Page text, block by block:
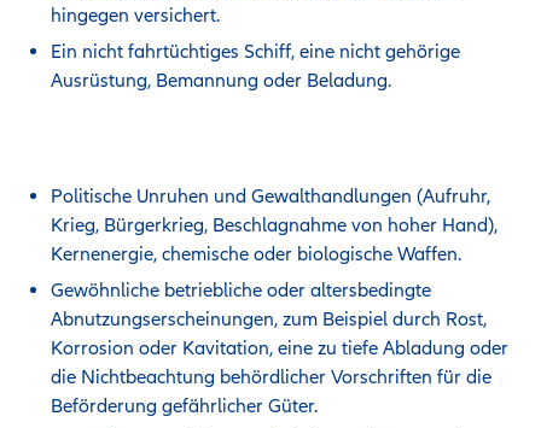
hingegen versichert.
Ein nicht fahrtüchtiges Schiff, eine nicht gehörige
Ausrüstung, Bemannung oder Beladung.
Politische Unruhen und Gewalthandlungen (Aufruhr,
Krieg, Bürgerkrieg, Beschlagnahme von hoher Hand),
Kernenergie, chemische oder biologische Waffen.
Gewöhnliche betriebliche oder altersbedingte
Abnutzungserscheinungen, zum Beispiel durch Rost,
Korrosion oder Kavitation, eine zu tiefe Abladung oder
die Nichtbeachtung behördlicher Vorschriften für die
Beförderung gefährlicher Güter.